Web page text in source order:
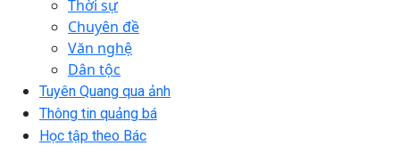
Thời sự
Chuyên đề
Văn nghệ
Dân tộc
Tuyên Quang qua ảnh
Thông tin quảng bá
Học tập theo Bác